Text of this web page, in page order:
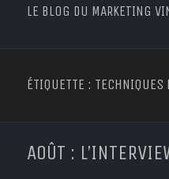
LE BLOG DU MARKETING
ÉTIQUETTE : TECHNIQUES
AOÛT :